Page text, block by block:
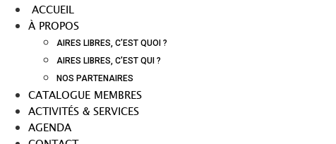
ACCUEIL
À PROPOS
AIRES LIBRES, C’EST QUOI ?
AIRES LIBRES, C’EST QUI ?
NOS PARTENAIRES
CATALOGUE MEMBRES
ACTIVITÉS & SERVICES
AGENDA